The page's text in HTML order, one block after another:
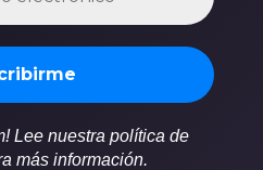
Lee nuestra política de
más información.